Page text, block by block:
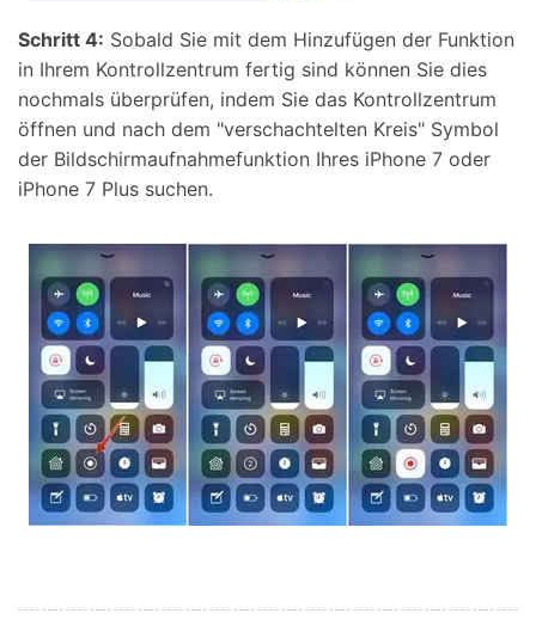
Schritt 4: Sobald Sie mit dem Hinzufügen der Funktion
in Ihrem Kontrollzentrum fertig sind können Sie dies
nochmals überprüfen, indem Sie das Kontrollzentrum
öffnen und nach dem "verschachtelten Kreis" Symbol
der Bildschirmaufnahmefunktion Ihres iPhone 7 oder
iPhone 7 Plus suchen.